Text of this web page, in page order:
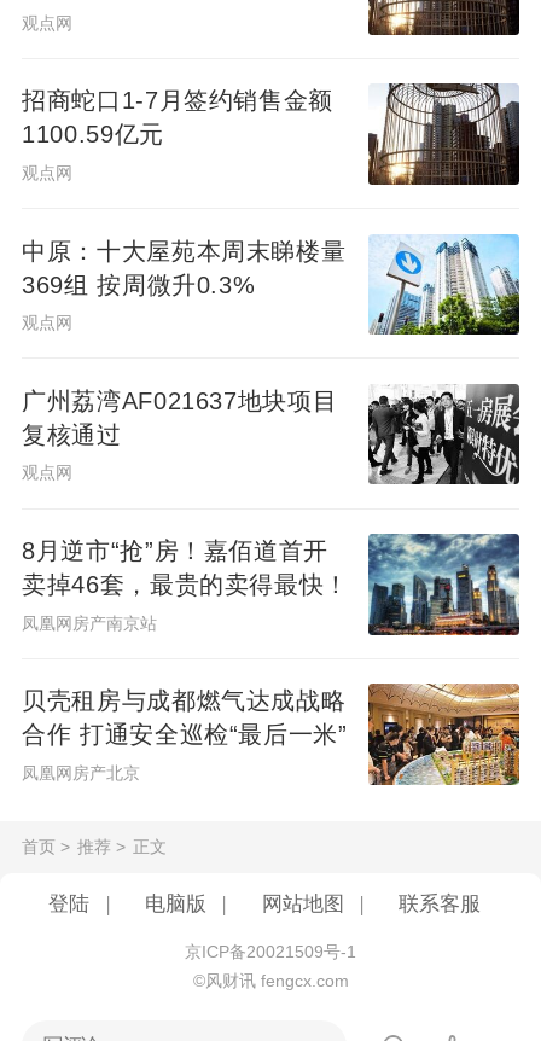
观点网
招商蛇口1-7月签约销售金额
1100.59亿元
观点网
中原：十大屋苑本周末睇楼量
369组 按周微升0.3%
观点网
广州荔湾AF021637地块项目
复核通过
观点网
8月逆市“抢”房！嘉佰道首开
卖掉46套，最贵的卖得最快！
凤凰网房产南京站
贝壳租房与成都燃气达成战略
合作 打通安全巡检“最后一米”
凤凰网房产北京
首页 > 推荐 > 正文
登陆 | 电脑版 | 网站地图 | 联系客服
京ICP备20021509号-1
©风财讯 fengcx.com